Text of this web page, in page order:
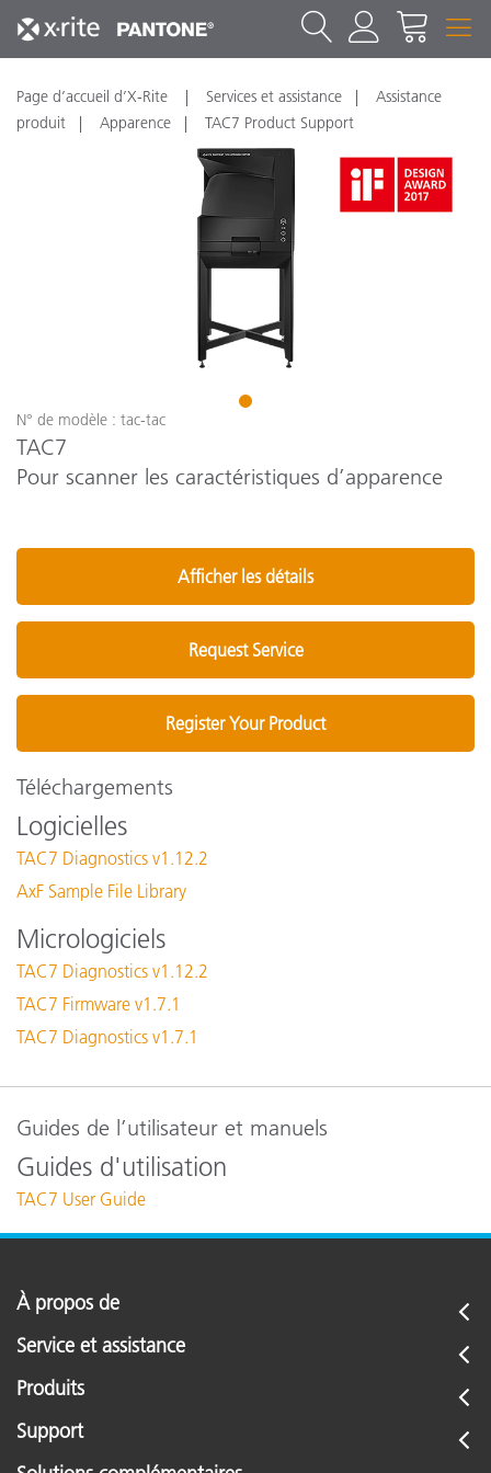
Page d’accueil d’X-Rite Services et assistance
Assistance
produit
Apparence TAC7 Product Support
1
N° de modèle : tac-tac
TAC7
Pour scanner les caractéristiques d’apparence
Afficher les détails
Request Service
Register Your Product
Téléchargements
Logicielles
TAC7 Diagnostics v1.12.2
AxF Sample File Library
Micrologiciels
TAC7 Diagnostics v1.12.2
TAC7 Firmware v1.7.1
TAC7 Diagnostics v1.7.1
Guides de l’utilisateur et manuels
Guides d'utilisation
TAC7 User Guide
À propos de
Service et assistance
Produits
Support